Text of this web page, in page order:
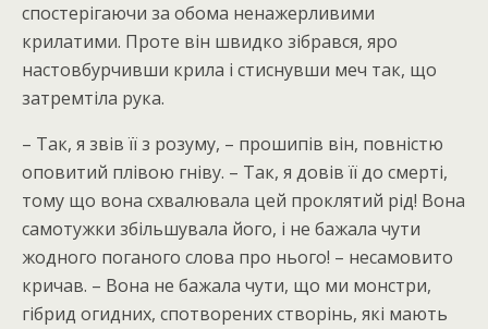
спостерігаючи за обома ненажерливими
крилатими. Проте він швидко зібрався, яро
настовбурчивши крила і стиснувши меч так, що
затремтіла рука.
– Так, я звів її з розуму, – прошипів він, повністю
оповитий плівою гніву. – Так, я довів її до смерті,
тому що вона схвалювала цей проклятий рід! Вона
самотужки збільшувала його, і не бажала чути
жодного поганого слова про нього! – несамовито
кричав. – Вона не бажала чути, що ми монстри,
гібрид огидних, спотворених створінь, які мають